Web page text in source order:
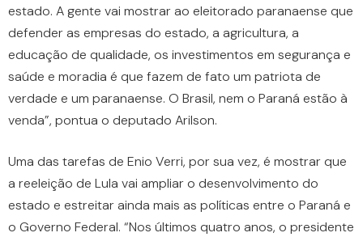
estado. A gente vai mostrar ao eleitorado paranaense que
defender as empresas do estado, a agricultura, a
educação de qualidade, os investimentos em segurança e
saúde e moradia é que fazem de fato um patriota de
verdade e um paranaense. O Brasil, nem o Paraná estão à
venda”, pontua o deputado Arilson.
Uma das tarefas de Enio Verri, por sua vez, é mostrar que
a reeleição de Lula vai ampliar o desenvolvimento do
estado e estreitar ainda mais as políticas entre o Paraná e
o Governo Federal. “Nos últimos quatro anos, o presidente